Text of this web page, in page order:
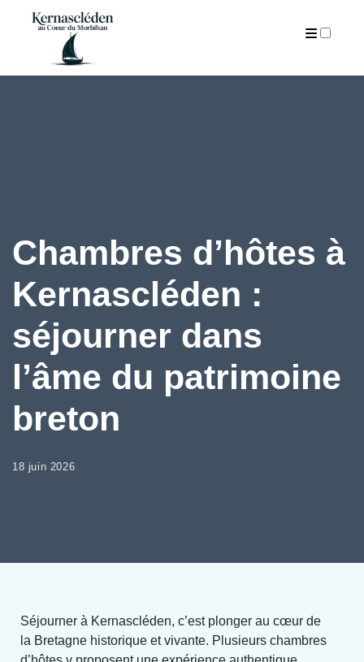
Chambres d’hôtes à
Kernascléden :
séjourner dans
l’âme du patrimoine
breton
18 juin 2026
Séjourner à Kernascléden, c’est plonger au cœur de
la Bretagne historique et vivante. Plusieurs chambres